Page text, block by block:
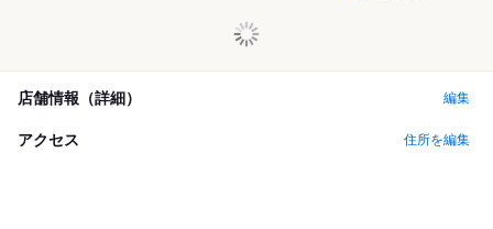
店舗情報（詳細） 編集
アクセス 住所を編集